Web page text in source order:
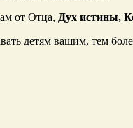
от Отца, Дух истины,
детям вашим, тем